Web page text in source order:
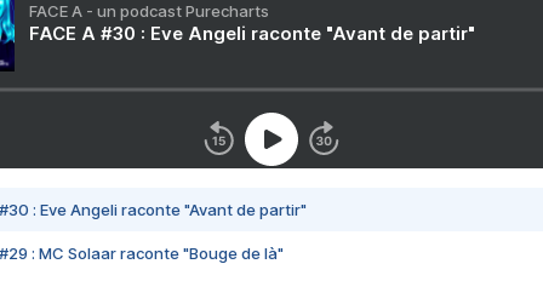
FACE A - un podcast Purecharts
FACE A #30 : Eve Angeli raconte "Avant de partir"
#30 : Eve Angeli raconte "Avant de partir"
#29 : MC Solaar raconte "Bouge de là"